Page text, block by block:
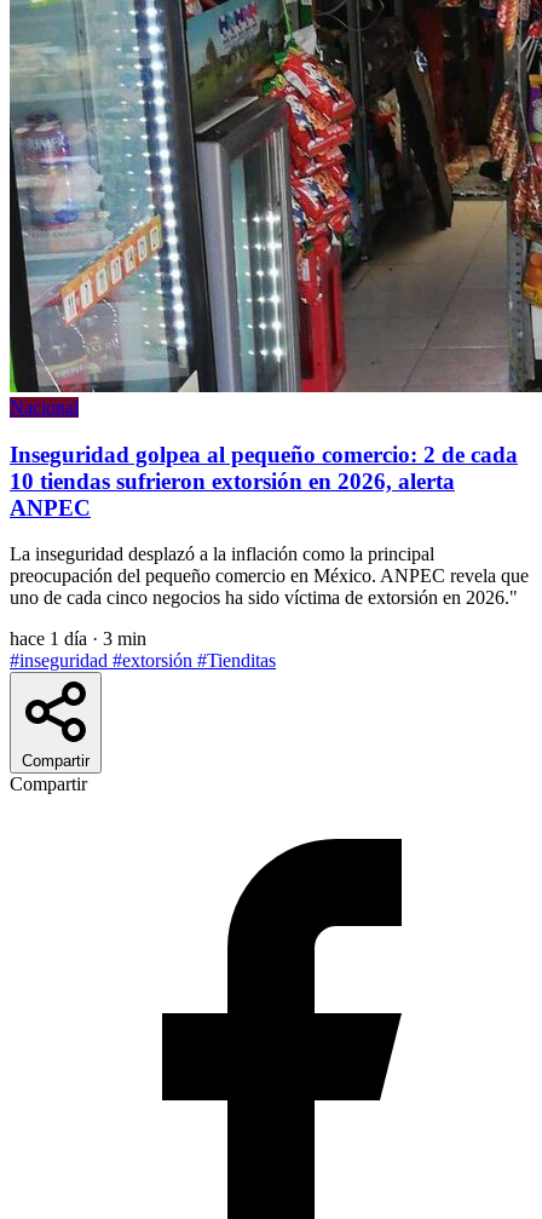
Nacional
Inseguridad golpea al pequeño comercio: 2 de cada
10 tiendas sufrieron extorsión en 2026, alerta
ANPEC
La inseguridad desplazó a la inflación como la principal
preocupación del pequeño comercio en México. ANPEC revela que
uno de cada cinco negocios ha sido víctima de extorsión en 2026."
hace 1 día · 3 min
#inseguridad #extorsión #Tienditas
Compartir
Compartir